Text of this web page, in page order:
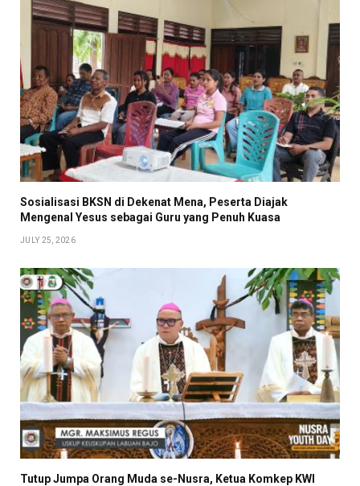
Sosialisasi BKSN di Dekenat Mena, Peserta Diajak
Mengenal Yesus sebagai Guru yang Penuh Kuasa
JULY 25, 2026
Tutup Jumpa Orang Muda se-Nusra, Ketua Komkep KWI